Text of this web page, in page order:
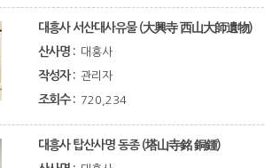
대흥사 서산대사유물 (大興寺 西山大師遺物)
산사명 : 대흥사
작성자 : 관리자
조회수 : 720,234
대흥사 탑산사명 동종 (塔山寺銘 銅鍾)